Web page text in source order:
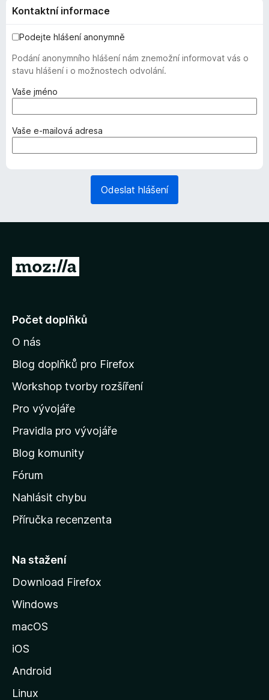
Kontaktní informace
Podejte hlášení anonymně
Podání anonymního hlášení nám znemožní informovat vás o
stavu hlášení i o možnostech odvolání.
Vaše jméno
y
ž
d
Vaše e-mailová adresa
y
d
o
Odeslat hlášení
P
j
t
n
d
o
m
v
s
k
u
t
á
n
M
o
Počet doplňků
O nás
Blog doplňků pro Firefox
Workshop tvorby rozšíření
Pro vývojáře
Pravidla pro vývojáře
Blog komunity
Fórum
Nahlásit chybu
Příručka recenzenta
Na stažení
Download Firefox
Windows
macOS
iOS
Android
Linux